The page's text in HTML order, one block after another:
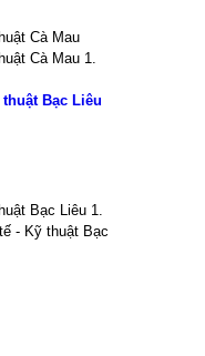
Cà Mau
Cà Mau 1.
Bạc Liêu
Bạc Liêu 1.
- Kỹ thuật Bạc